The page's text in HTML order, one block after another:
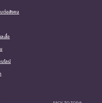
ต่อสังคม
ะสื่อ
นไลน์